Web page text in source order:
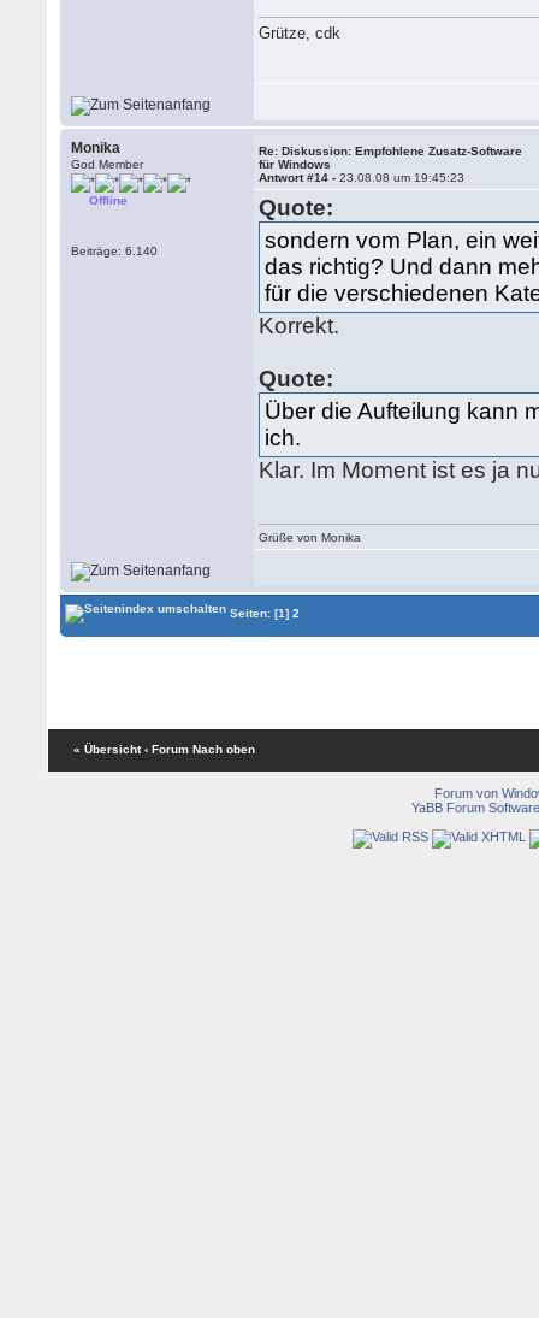
Grütze, cdk
Monika
God Member
Offline
Beiträge: 6.140
Re: Diskussion: Empfohlene Zusatz-Software
für Windows
Antwort #14 -23.08.08 um 19:45:23
Quote:
sondern vom Plan, ein
das richtig? Und dann
für die verschiedenen
Korrekt.
Quote:
Über die Aufteilung kann
ich.
Klar. Im Moment ist es ja
Grüße von Monika
Seiten:[1] 2
« Übersicht ‹ Forum Nach oben
Forum von
YaBB Forum Software